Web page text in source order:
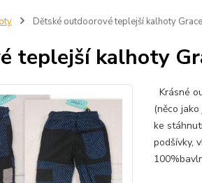
Dětské outdoorové teplejší kalhoty
teplejší kalhoty
Krásné
(něco
ke
podšívky,